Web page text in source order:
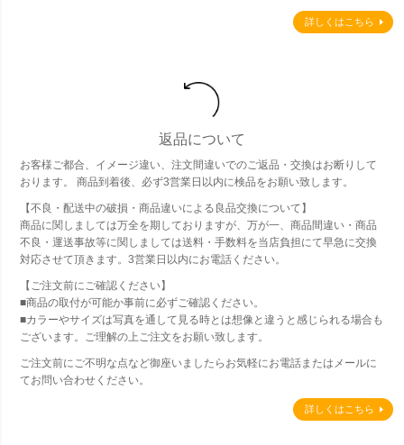
詳しくはこちら
返品について
お客様ご都合、イメージ違い、注文間違いでのご返品・交換はお断りして
おります。 商品到着後、必ず3営業日以内に検品をお願い致します。
【不良・配送中の破損・商品違いによる良品交換について】
商品に関しましては万全を期しておりますが、万が一、商品間違い・商品
不良・運送事故等に関しましては送料・手数料を当店負担にて早急に交換
対応させて頂きます。3営業日以内にお電話ください。
【ご注文前にご確認ください】
■商品の取付が可能か事前に必ずご確認ください。
■カラーやサイズは写真を通して見る時とは想像と違うと感じられる場合も
ございます。ご理解の上ご注文をお願い致します。
ご注文前にご不明な点など御座いましたらお気軽にお電話またはメールに
てお問い合わせください。
詳しくはこちら